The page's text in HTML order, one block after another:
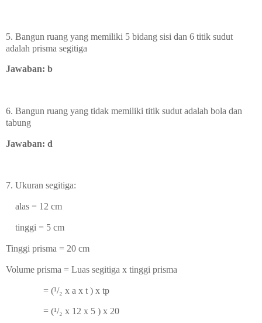
5. Bangun ruang yang memiliki 5 bidang sisi dan 6 titik sudut
adalah prisma segitiga
Jawaban: b
6. Bangun ruang yang tidak memiliki titik sudut adalah bola dan
tabung
Jawaban: d
7. Ukuran segitiga:
alas = 12 cm
tinggi = 5 cm
Tinggi prisma = 20 cm
Volume prisma = Luas segitiga x tinggi prisma
= (¹/₂ x a x t ) x tp
= (¹/₂ x 12 x 5 ) x 20